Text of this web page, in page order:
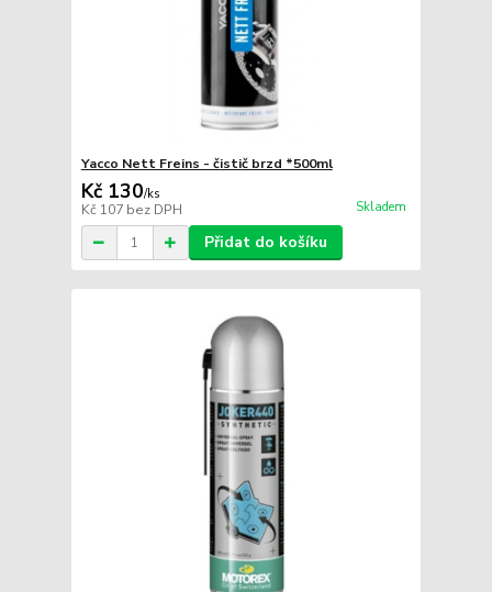
Yacco Nett Freins - čistič brzd *500ml
Kč 130/ks
Kč 107 bez DPH Skladem
Přidat do košíku